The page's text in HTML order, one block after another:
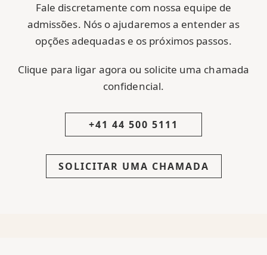
Fale discretamente com nossa equipe de
admissões. Nós o ajudaremos a entender as
opções adequadas e os próximos passos.
Clique para ligar agora ou solicite uma chamada
confidencial.
+41 44 500 5111
SOLICITAR UMA CHAMADA